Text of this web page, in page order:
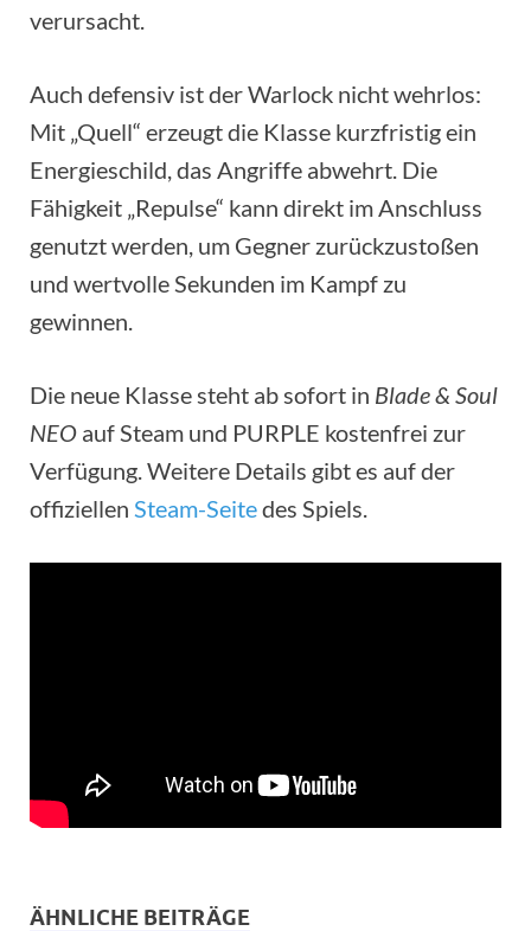
verursacht.
Auch defensiv ist der Warlock nicht wehrlos:
Mit „Quell“ erzeugt die Klasse kurzfristig ein
Energieschild, das Angriffe abwehrt. Die
Fähigkeit „Repulse“ kann direkt im Anschluss
genutzt werden, um Gegner zurückzustoßen
und wertvolle Sekunden im Kampf zu
gewinnen.
Die neue Klasse steht ab sofort in Blade & Soul
NEO auf Steam und PURPLE kostenfrei zur
Verfügung. Weitere Details gibt es auf der
offiziellen Steam-Seitedes Spiels.
ÄHNLICHE BEITRÄGE